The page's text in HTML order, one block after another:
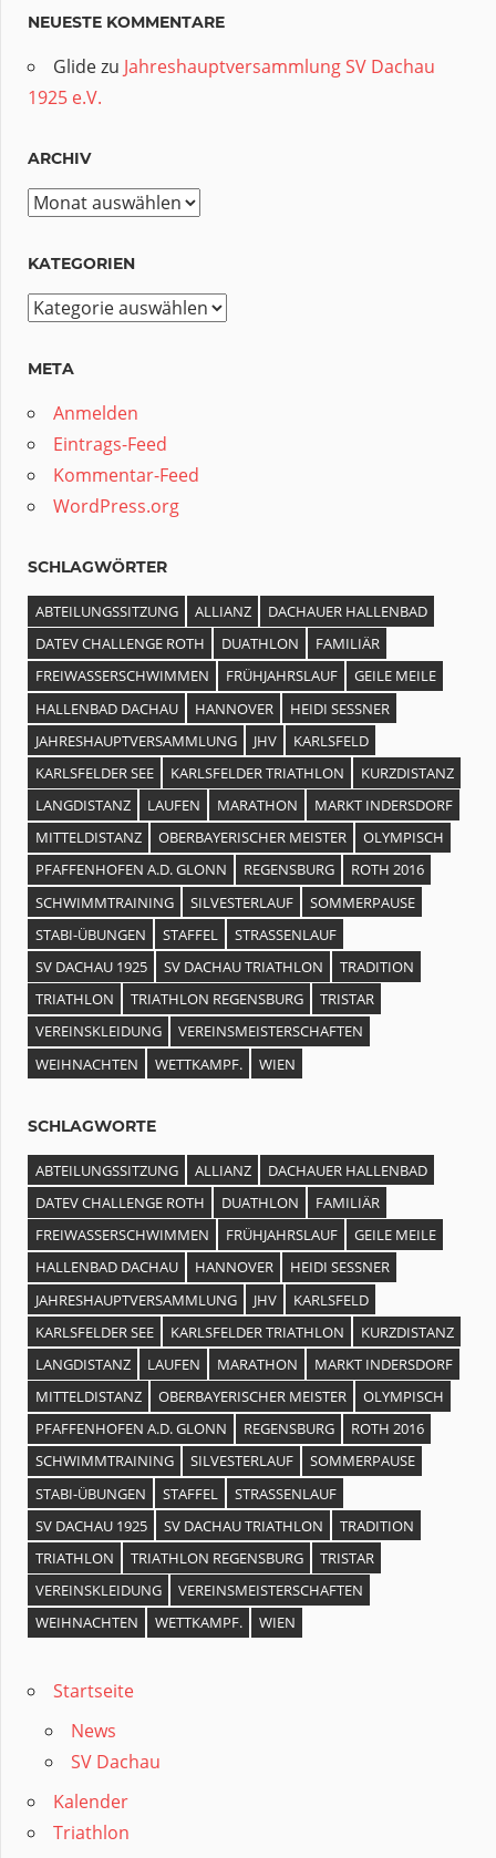
NEUESTE KOMMENTARE
Glidezu Jahreshauptversammlung SV Dachau
1925 e.V.
ARCHIV
Archiv
KATEGORIEN
Kategorien
META
Anmelden
Eintrags-Feed
Kommentar-Feed
WordPress.org
SCHLAGWÖRTER
ABTEILUNGSSITZUNG ALLIANZ
DACHAUER HALLENBAD
DATEV CHALLENGE ROTH
DUATHLON
FAMILIÄR
FREIWASSERSCHWIMMEN
FRÜHJAHRSLAUF
GEILE MEILE
HALLENBAD DACHAU
HANNOVER
HEIDI SESSNER
JAHRESHAUPTVERSAMMLUNG
JHV
KARLSFELD
KARLSFELDER SEE
KARLSFELDER TRIATHLON
KURZDISTANZ
LANGDISTANZ
LAUFEN MARATHON
MARKT INDERSDORF
MITTELDISTANZ
OBERBAYERISCHER MEISTER
OLYMPISCH
PFAFFENHOFEN A.D. GLONN
REGENSBURG
ROTH 2016
SCHWIMMTRAINING
SILVESTERLAUF
SOMMERPAUSE
STABI-ÜBUNGEN
STAFFEL
STRASSENLAUF
SV DACHAU 1925
SV DACHAU TRIATHLON
TRADITION
TRIATHLON
TRIATHLON REGENSBURG
TRISTAR
VEREINSKLEIDUNG
VEREINSMEISTERSCHAFTEN
WEIHNACHTEN
WETTKAMPF. WIEN
SCHLAGWORTE
ABTEILUNGSSITZUNG ALLIANZ
DACHAUER HALLENBAD
DATEV CHALLENGE ROTH
DUATHLON
FAMILIÄR
FREIWASSERSCHWIMMEN
FRÜHJAHRSLAUF
GEILE MEILE
HALLENBAD DACHAU
HANNOVER
HEIDI SESSNER
JAHRESHAUPTVERSAMMLUNG
JHV
KARLSFELD
KARLSFELDER SEE
KARLSFELDER TRIATHLON
KURZDISTANZ
LANGDISTANZ
LAUFEN MARATHON
MARKT INDERSDORF
MITTELDISTANZ
OBERBAYERISCHER MEISTER
OLYMPISCH
PFAFFENHOFEN A.D. GLONN
REGENSBURG
ROTH 2016
SCHWIMMTRAINING
SILVESTERLAUF
SOMMERPAUSE
STABI-ÜBUNGEN
STAFFEL
STRASSENLAUF
SV DACHAU 1925
SV DACHAU TRIATHLON
TRADITION
TRIATHLON
TRIATHLON REGENSBURG
TRISTAR
VEREINSKLEIDUNG
VEREINSMEISTERSCHAFTEN
WEIHNACHTEN
WETTKAMPF. WIEN
Startseite
News
SV Dachau
Kalender
Triathlon